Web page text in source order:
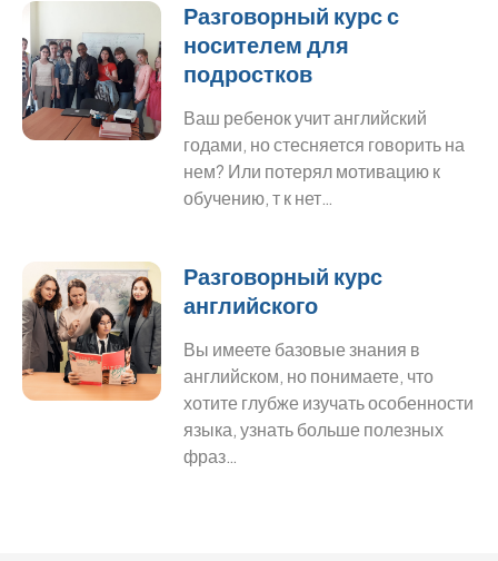
Разговорный курс с
носителем для
подростков
Ваш ребенок учит английский
годами, но стесняется говорить на
нем? Или потерял мотивацию к
обучению, т к нет…
Разговорный курс
английского
Вы имеете базовые знания в
английском, но понимаете, что
хотите глубже изучать особенности
языка, узнать больше полезных
фраз…